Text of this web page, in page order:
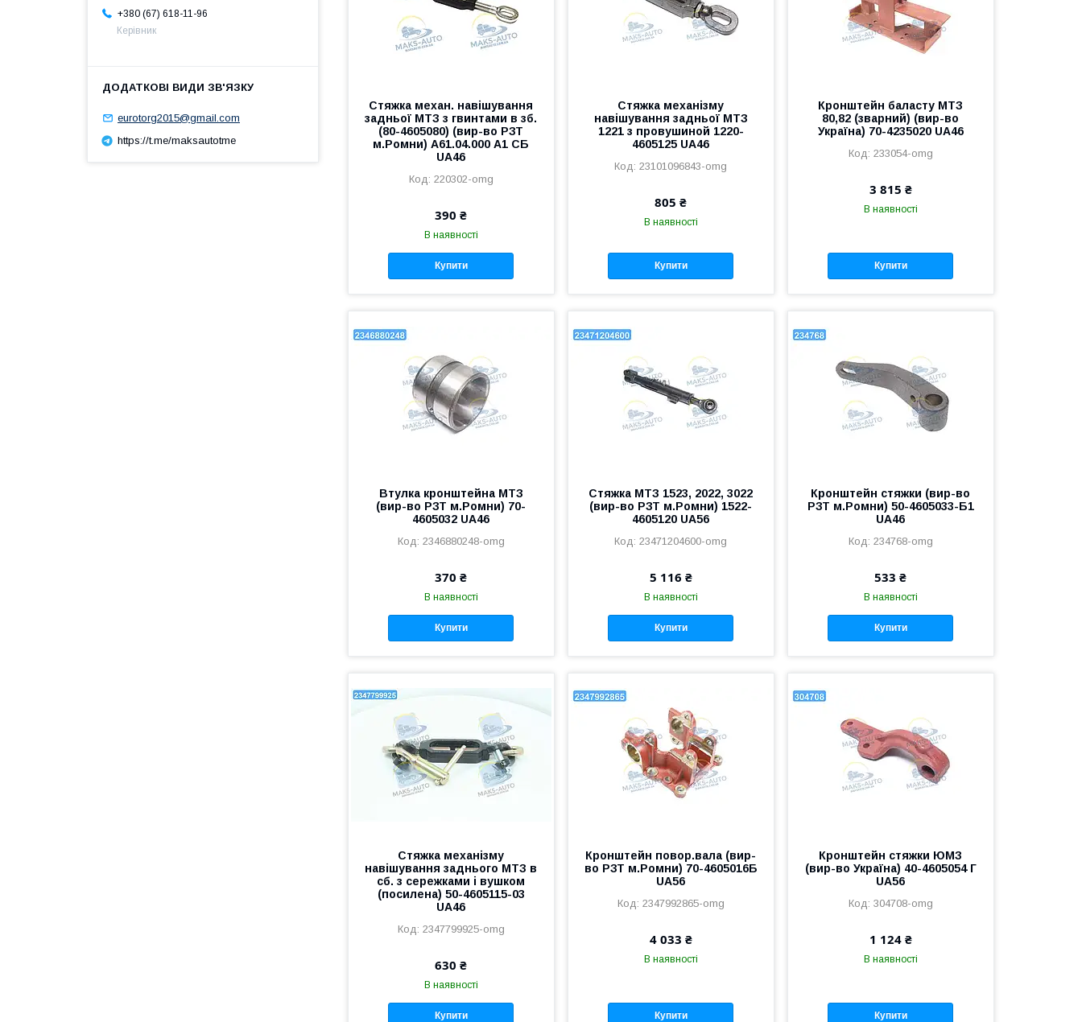
Стяжка механ. навішування
задньої МТЗ з гвинтами в зб.
(80-4605080) (вир-во РЗТ
м.Ромни) А61.04.000 А1 СБ
UA46
220302-omg
390 ₴
В наявності
Купити
Стяжка механізму
навішування задньої МТЗ
1221 з провушиной 1220-
4605125 UA46
23101096843-omg
805 ₴
В наявності
Купити
Кронштейн баласту МТЗ
80,82 (зварний) (вир-во
Україна) 70-4235020 UA46
233054-omg
3 815 ₴
В наявності
Купити
Втулка кронштейна МТЗ
(вир-во РЗТ м.Ромни) 70-
4605032 UA46
2346880248-omg
370 ₴
В наявності
Купити
Стяжка МТЗ 1523, 2022, 3022
(вир-во РЗТ м.Ромни) 1522-
4605120 UA56
23471204600-omg
5 116 ₴
В наявності
Купити
Кронштейн стяжки (вир-во
РЗТ м.Ромни) 50-4605033-Б1
UA46
234768-omg
533 ₴
В наявності
Купити
Стяжка механізму
навішування заднього МТЗ в
сб. з сережками і вушком
(посилена) 50-4605115-03
UA46
2347799925-omg
630 ₴
В наявності
Купити
Кронштейн повор.вала (вир-
во РЗТ м.Ромни) 70-4605016Б
UA56
2347992865-omg
4 033 ₴
В наявності
Купити
Кронштейн стяжки ЮМЗ
(вир-во Україна) 40-4605054 Г
UA56
304708-omg
1 124 ₴
В наявності
Купити
+380 (67) 618-11-96
Керівник
eurotorg2015@gmail.com
https://t.me/maksautotme